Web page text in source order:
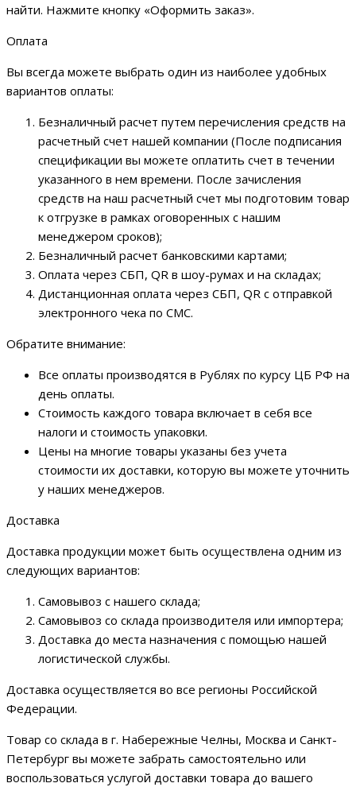
найти. Нажмите кнопку «Оформить заказ».
Оплата
Вы всегда можете выбрать один из наиболее удобных
вариантов оплаты:
Безналичный расчет путем перечисления средств на
расчетный счет нашей компании (После подписания
спецификации вы можете оплатить счет в течении
указанного в нем времени. После зачисления
средств на наш расчетный счет мы подготовим товар
к отгрузке в рамках оговоренных с нашим
менеджером сроков);
Безналичный расчет банковскими картами;
Оплата через СБП, QR в шоу-румах и на складах;
Дистанционная оплата через СБП, QR с отправкой
электронного чека по СМС.
Обратите внимание:
Все оплаты производятся в Рублях по курсу ЦБ РФ на
день оплаты.
Стоимость каждого товара включает в себя все
налоги и стоимость упаковки.
Цены на многие товары указаны без учета
стоимости их доставки, которую вы можете уточнить
у наших менеджеров.
Доставка
Доставка продукции может быть осуществлена одним из
следующих вариантов:
Самовывоз с нашего склада;
Самовывоз со склада производителя или импортера;
Доставка до места назначения с помощью нашей
логистической службы.
Доставка осуществляется во все регионы Российской
Федерации.
Товар со склада в г. Набережные Челны, Москва и Санкт-
Петербург вы можете забрать самостоятельно или
воспользоваться услугой доставки товара до вашего